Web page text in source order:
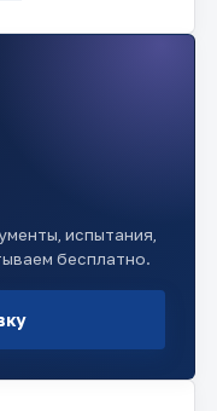
испытания,
бесплатно.